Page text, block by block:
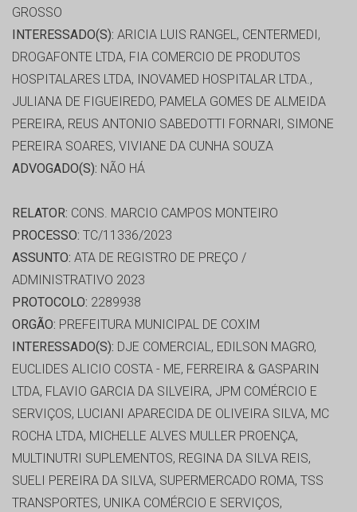
GROSSO
INTERESSADO(S): ARICIA LUIS RANGEL, CENTERMEDI,
DROGAFONTE LTDA, FIA COMERCIO DE PRODUTOS
HOSPITALARES LTDA, INOVAMED HOSPITALAR LTDA.,
JULIANA DE FIGUEIREDO, PAMELA GOMES DE ALMEIDA
PEREIRA, REUS ANTONIO SABEDOTTI FORNARI, SIMONE
PEREIRA SOARES, VIVIANE DA CUNHA SOUZA
ADVOGADO(S): NÃO HÁ
RELATOR: CONS. MARCIO CAMPOS MONTEIRO
PROCESSO: TC/11336/2023
ASSUNTO: ATA DE REGISTRO DE PREÇO /
ADMINISTRATIVO 2023
PROTOCOLO: 2289938
ORGÃO: PREFEITURA MUNICIPAL DE COXIM
INTERESSADO(S): DJE COMERCIAL, EDILSON MAGRO,
EUCLIDES ALICIO COSTA - ME, FERREIRA & GASPARIN
LTDA, FLAVIO GARCIA DA SILVEIRA, JPM COMÉRCIO E
SERVIÇOS, LUCIANI APARECIDA DE OLIVEIRA SILVA, MC
ROCHA LTDA, MICHELLE ALVES MULLER PROENÇA,
MULTINUTRI SUPLEMENTOS, REGINA DA SILVA REIS,
SUELI PEREIRA DA SILVA, SUPERMERCADO ROMA, TSS
TRANSPORTES, UNIKA COMÉRCIO E SERVIÇOS,